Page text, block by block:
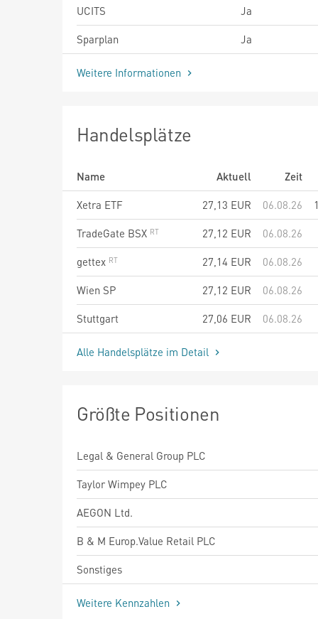
UCITS
Ja
Sparplan
Ja
Weitere Informationen
Handelsplätze
Name Aktuell
Zeit
Xetra ETF
27,13 EUR 06.08.26
TradeGate BSX
27,12 EUR
06.08.26
gettex
27,14 EUR
06.08.26
Wien SP
27,12 EUR
06.08.26
Stuttgart
27,06 EUR 06.08.26
Alle Handelsplätze im Detail
Größte Positionen
Legal & General Group PLC
Taylor Wimpey PLC
AEGON Ltd.
B & M Europ.Value Retail PLC
Sonstiges
Weitere Kennzahlen